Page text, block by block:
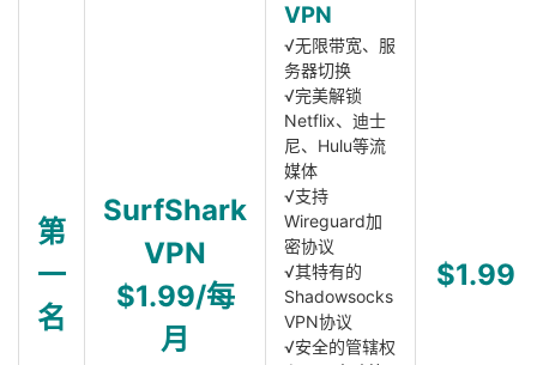
第
一
名
SurfShark
VPN
$1.99/每
月
VPN
√无限带宽、服
务器切换
√完美解锁
Netflix、迪士
尼、Hulu等流
媒体
√支持
Wireguard加
密协议
√其特有的
Shadowsocks
VPN协议
√安全的管辖权
$1.99